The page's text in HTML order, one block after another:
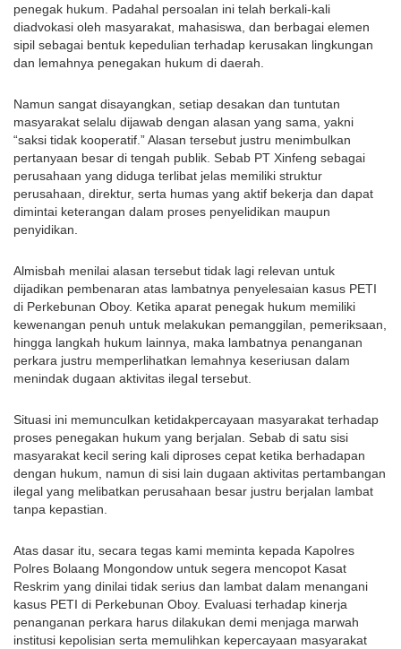
penegak hukum. Padahal persoalan ini telah berkali-kali
diadvokasi oleh masyarakat, mahasiswa, dan berbagai elemen
sipil sebagai bentuk kepedulian terhadap kerusakan lingkungan
dan lemahnya penegakan hukum di daerah.
Namun sangat disayangkan, setiap desakan dan tuntutan
masyarakat selalu dijawab dengan alasan yang sama, yakni
“saksi tidak kooperatif.” Alasan tersebut justru menimbulkan
pertanyaan besar di tengah publik. Sebab PT Xinfeng sebagai
perusahaan yang diduga terlibat jelas memiliki struktur
perusahaan, direktur, serta humas yang aktif bekerja dan dapat
dimintai keterangan dalam proses penyelidikan maupun
penyidikan.
Almisbah menilai alasan tersebut tidak lagi relevan untuk
dijadikan pembenaran atas lambatnya penyelesaian kasus PETI
di Perkebunan Oboy. Ketika aparat penegak hukum memiliki
kewenangan penuh untuk melakukan pemanggilan, pemeriksaan,
hingga langkah hukum lainnya, maka lambatnya penanganan
perkara justru memperlihatkan lemahnya keseriusan dalam
menindak dugaan aktivitas ilegal tersebut.
Situasi ini memunculkan ketidakpercayaan masyarakat terhadap
proses penegakan hukum yang berjalan. Sebab di satu sisi
masyarakat kecil sering kali diproses cepat ketika berhadapan
dengan hukum, namun di sisi lain dugaan aktivitas pertambangan
ilegal yang melibatkan perusahaan besar justru berjalan lambat
tanpa kepastian.
Atas dasar itu, secara tegas kami meminta kepada Kapolres
Polres Bolaang Mongondow untuk segera mencopot Kasat
Reskrim yang dinilai tidak serius dan lambat dalam menangani
kasus PETI di Perkebunan Oboy. Evaluasi terhadap kinerja
penanganan perkara harus dilakukan demi menjaga marwah
institusi kepolisian serta memulihkan kepercayaan masyarakat